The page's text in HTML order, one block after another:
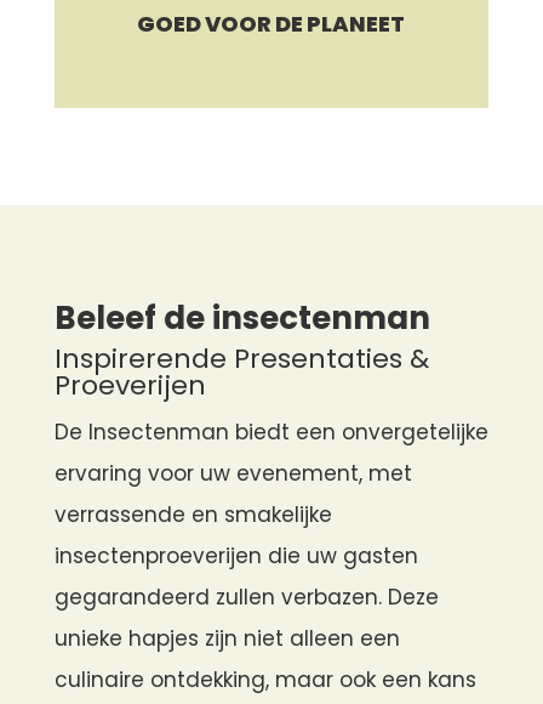
GOED VOOR DE PLANEET
Beleef de insectenman
Inspirerende Presentaties &
Proeverijen
De Insectenman biedt een onvergetelijke
ervaring voor uw evenement, met
verrassende en smakelijke
insectenproeverijen die uw gasten
gegarandeerd zullen verbazen. Deze
unieke hapjes zijn niet alleen een
culinaire ontdekking, maar ook een kans